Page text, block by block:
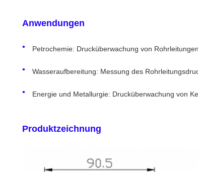
Anwendungen
Petrochemie: Drucküberwachung von
Wasseraufbereitung: Messung des
Energie und Metallurgie: Drucküberwachung von
Produktzeichnung